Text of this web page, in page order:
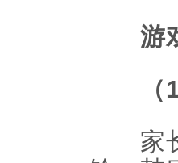
游戏
（1
家长